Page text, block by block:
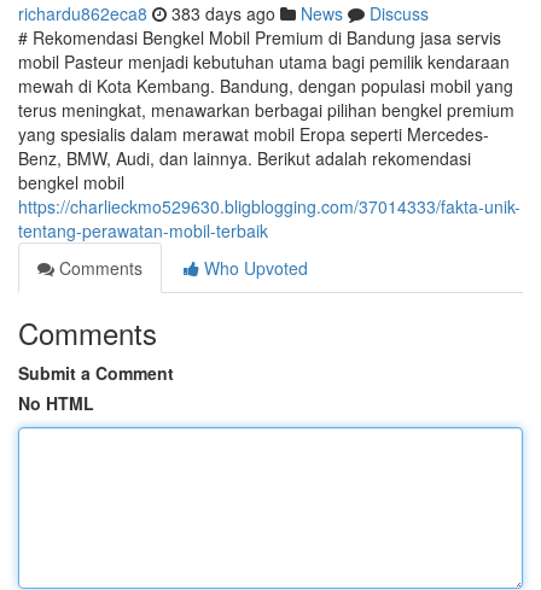
richardu862eca8 383 days ago News
Discuss
# Rekomendasi Bengkel Mobil Premium di Bandung jasa servis
mobil Pasteur menjadi kebutuhan utama bagi pemilik kendaraan
mewah di Kota Kembang. Bandung, dengan populasi mobil yang
terus meningkat, menawarkan berbagai pilihan bengkel premium
yang spesialis dalam merawat mobil Eropa seperti Mercedes-
Benz, BMW, Audi, dan lainnya. Berikut adalah rekomendasi
bengkel mobil
https://charlieckmo529630.bligblogging.com/37014333/fakta-unik-
tentang-perawatan-mobil-terbaik
Comments
Who Upvoted
Comments
Submit a Comment
No HTML